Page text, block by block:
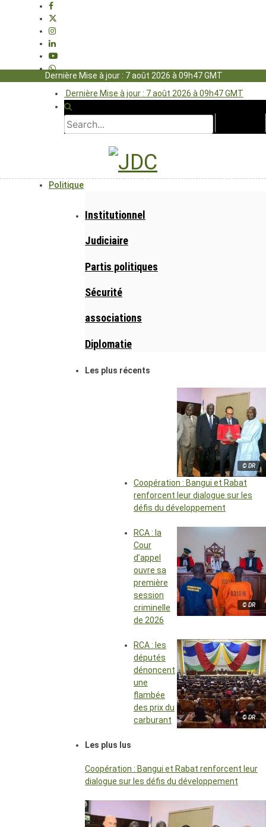
Dernière Mise à jour : 7 août 2026 à 09h47 GMT
Dernière Mise à jour : 7 août 2026 à 09h47 GMT
Politique
Institutionnel
Judiciaire
Partis politiques
Sécurité
associations
Diplomatie
Les plus récents
© DR
Coopération : Bangui et Rabat
renforcent leur dialogue sur les
défis du développement
© DR
RCA : la
Cour
d’appel
ouvre sa
première
session
criminelle
de 2026
© DR
RCA : les
députés
dénoncent
une
flambée
des prix du
carburant
Les plus lus
Coopération : Bangui et Rabat renforcent leur
dialogue sur les défis du développement